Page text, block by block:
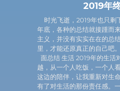
2019年
时光飞逝，2019年也只剩
年底，各种的总结就接踵而
主义，并没有实实在在的总
里，才能还原真正的自己吧
面总结 生活 2019年的生活
越，从一个人吃饭，一个人
这边的陪伴，让我重新对生
有了对生活的那份责任感。